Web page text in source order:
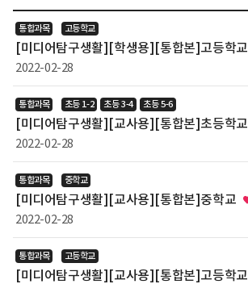
업
자
료
호
교
명,
목,
발
통합과목 고등학교
[미디어탐구생활][학생용][통합본]고등학교
2022-02-28
통합과목 초등 1-2 초등 3-4 초등 5-6
[미디어탐구생활][교사용][통합본]초등학교
2022-02-28
통합과목 중학교
[미디어탐구생활][교사용][통합본]중학교
2022-02-28
통합과목 고등학교
[미디어탐구생활][교사용][통합본]고등학교